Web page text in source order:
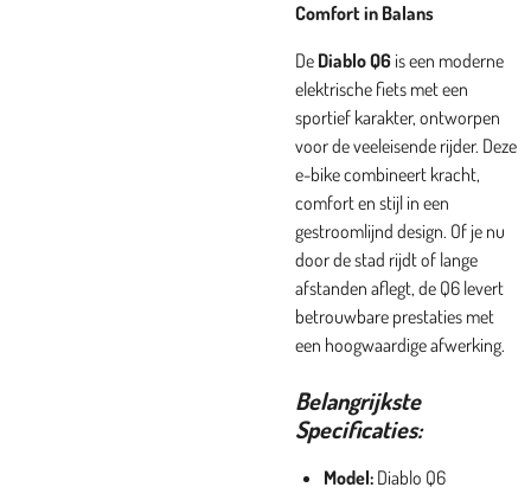
Comfort in Balans
De Diablo Q6 is een moderne
elektrische fiets met een
sportief karakter, ontworpen
voor de veeleisende rijder. Deze
e-bike combineert kracht,
comfort en stijl in een
gestroomlijnd design. Of je nu
door de stad rijdt of lange
afstanden aflegt, de Q6 levert
betrouwbare prestaties met
een hoogwaardige afwerking.
Belangrijkste
Specificaties:
Model: Diablo Q6